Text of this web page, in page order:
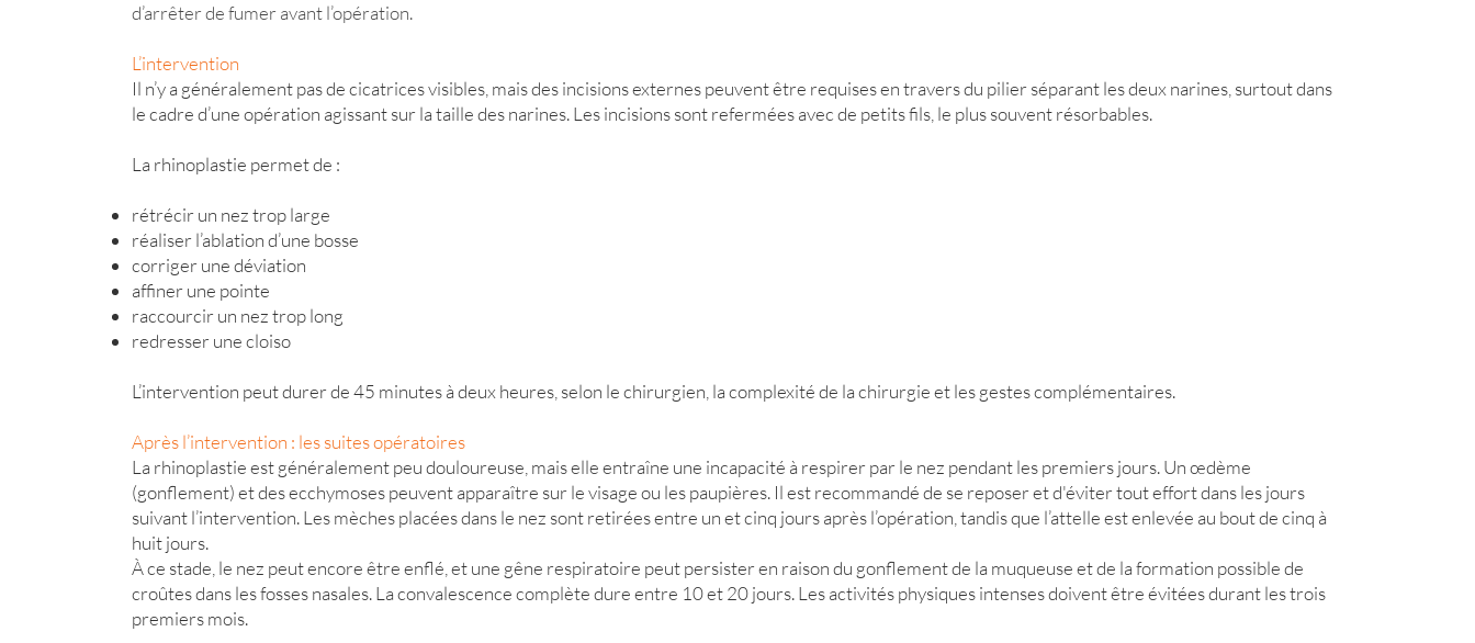
d’arrêter de fumer avant l’opération.
L’intervention
Il n’y a généralement pas de cicatrices visibles, mais des incisions externes peuvent être requises en travers du pilier séparant les deux narines, surtout dans
le cadre d’une opération agissant sur la taille des narines. Les incisions sont refermées avec de petits fils, le plus souvent résorbables.
La rhinoplastie permet de :
rétrécir un nez trop large
réaliser l’ablation d’une bosse
corriger une déviation
affiner une pointe
raccourcir un nez trop long
redresser une cloiso
L’intervention peut durer de 45 minutes à deux heures, selon le chirurgien, la complexité de la chirurgie et les gestes complémentaires.
Après l’intervention : les suites opératoires
La rhinoplastie est généralement peu douloureuse, mais elle entraîne une incapacité à respirer par le nez pendant les premiers jours. Un œdème
(gonflement) et des ecchymoses peuvent apparaître sur le visage ou les paupières. Il est recommandé de se reposer et d'éviter tout effort dans les jours
suivant l’intervention. Les mèches placées dans le nez sont retirées entre un et cinq jours après l’opération, tandis que l’attelle est enlevée au bout de cinq à
huit jours.
À ce stade, le nez peut encore être enflé, et une gêne respiratoire peut persister en raison du gonflement de la muqueuse et de la formation possible de
croûtes dans les fosses nasales. La convalescence complète dure entre 10 et 20 jours. Les activités physiques intenses doivent être évitées durant les trois
premiers mois.